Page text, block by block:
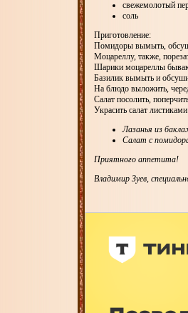
свежемолотый
соль
Приготовление:
Помидоры вымыть,
Моцареллу, также,
Шарики моцареллы
Базилик вымыть и
На блюдо выложить,
Салат посолить,
Украсить салат
Лазанья из
Салат с
Приятного аппетита!
Владимир Зуев,